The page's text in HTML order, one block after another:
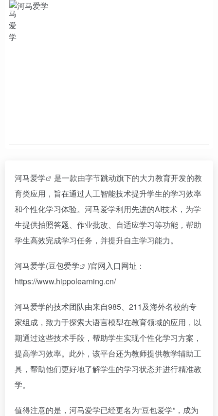
河马爱学
是一款由字节跳动旗下的大力教育开发的教
育类应用，旨在通过人工智能技术提升学生的学习效率
和个性化学习体验。河马爱学利用先进的AI技术，为学
生提供拍照答题、作业批改、自适应学习等功能，帮助
学生高效完成学习任务，并提升自主学习能力。
河马爱学(豆包爱学
)官网入口网址：
https://www.hippolearning.cn/
河马爱学的技术团队由来自985、211及海外名校的专
家组成，致力于探索大语言模型在教育领域的应用，以
期通过这些技术手段，帮助学生实现个性化学习方案，
提高学习效率。此外，该平台还为教师提供教学辅助工
具，帮助他们更好地了解学生的学习状态并进行精准教
学。
值得注意的是，河马爱学已经更名为“豆包爱学”，成为